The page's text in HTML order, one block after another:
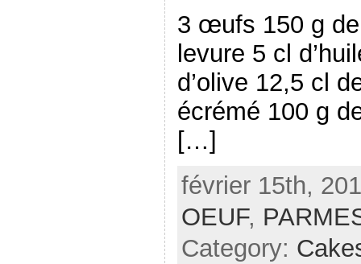
3 œufs 150 g
levure 5 cl
d’olive 12,5 cl
écrémé 100 g
[…]
février 15th,
OEUF,
Category: